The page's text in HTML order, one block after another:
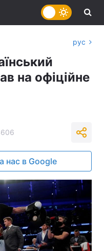
рус
на офіційне
нас в Google